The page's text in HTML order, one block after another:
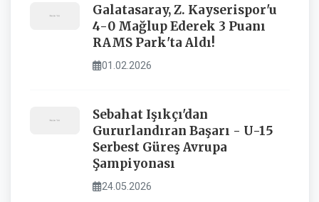
Galatasaray, Z. Kayserispor'u
4-0 Mağlup Ederek 3 Puanı
RAMS Park'ta Aldı!
01.02.2026
Sebahat Işıkçı'dan
Gururlandıran Başarı - U-15
Serbest Güreş Avrupa
Şampiyonası
24.05.2026